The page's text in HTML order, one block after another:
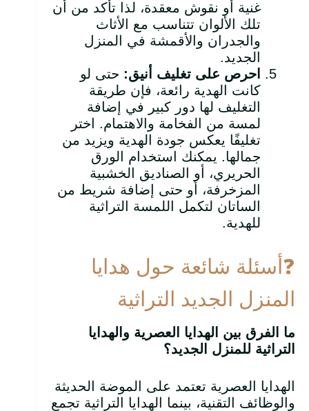
غنية أو نقوش معقدة، لذا تأكد من أن
تلك الألوان تتناسب مع الأثاث
والجدران والأقمشة في المنزل
الجديد.
احرص على تغليف أنيق: حتى لو
كانت الهدية رائعة، فإن طريقة
التغليف لها دور كبير في إضافة
لمسة من الفخامة والاهتمام. اختر
تغليفًا يعكس جودة الهدية ويزيد من
جمالها. يمكنك استخدام الورق
الحريري، أو الصناديق الخشبية
المزخرفة، أو حتى إضافة شريط من
الساتان لتكمل اللمسة التراثية
للهدية.
❓أسئلة شائعة حول هدايا
المنزل الجديد التراثية
ما الفرق بين الهدايا العصرية والهدايا
التراثية للمنزل الجديد؟
الهدايا العصرية تعتمد على الموضة الحديثة
والوظائف التقنية، بينما الهدايا التراثية تجمع